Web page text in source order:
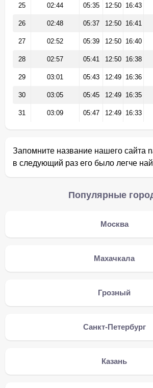
25 02:44 05:35 12:50 16:43
26 02:48 05:37 12:50 16:41
27 02:52 05:39 12:50 16:40
28 02:57 05:41 12:50 16:38
29 03:01 05:43 12:49 16:36
30 03:05 05:45 12:49 16:35
31 03:09 05:47 12:49 16:33
Запомните название нашего сайта
в следующий раз его было легче
Популярные
Москва
Махачкала
Грозный
Санкт-Петербург
Казань